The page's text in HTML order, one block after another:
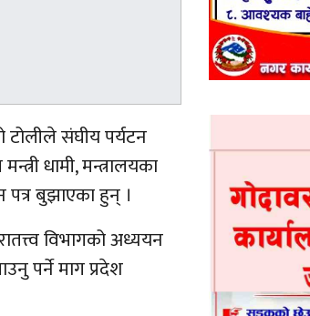
टोलीले संघीय पर्यटन
धामी, मन्त्रालयका
बुझाएका हुन् ।
विभागको अध्ययन
पर्ने माग प्रदेश